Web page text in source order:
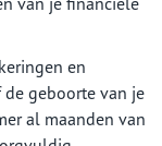
en
geboorte van je
al maanden van